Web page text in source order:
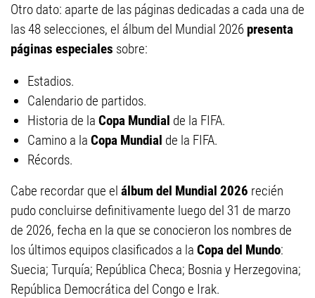
Otro dato: aparte de las páginas dedicadas a cada una de
las 48 selecciones, el álbum del Mundial 2026 presenta
páginas especiales sobre:
Estadios.
Calendario de partidos.
Historia de la Copa Mundial de la FIFA.
Camino a la Copa Mundial de la FIFA.
Récords.
Cabe recordar que el álbum del Mundial 2026 recién
pudo concluirse definitivamente luego del 31 de marzo
de 2026, fecha en la que se conocieron los nombres de
los últimos equipos clasificados a la Copa del Mundo:
Suecia; Turquía; República Checa; Bosnia y Herzegovina;
República Democrática del Congo e Irak.